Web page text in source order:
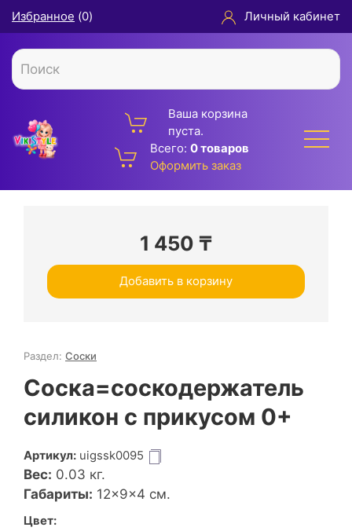
Избранное (0) Личный кабинет
Ваша корзина
пуста.
Всего: 0 товаров
Оформить заказ
1 450 ₸
Добавить в корзину
Раздел: Соски
Соска=соскодержатель
силикон с прикусом 0+
Артикул: uigssk0095
Вес: 0.03 кг.
Габариты: 12×9×4 см.
Цвет: